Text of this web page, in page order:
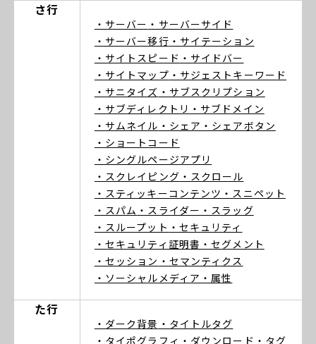
さ行
・サーバー ・サーバーサイド
・サーバー移行 ・サイテーション
・サイトスピード ・サイドバー
・サイトマップ ・サジェストキーワード
・サニタイズ ・サブスクリプション
・サブディレクトリ ・サブドメイン
・サムネイル ・シェア ・シェアボタン
・ショートコード
・シングルページアプリ
・スクレイピング ・スクロール
・スティッキーコンテンツ ・スニペット
・スパム ・スライダー ・スラッグ
・スループット ・セキュリティ
・セキュリティ証明書 ・セグメント
・セッション ・セマンティクス
・ソーシャルメディア ・属性
た行
・ダーク背景 ・タイトルタグ
・タイポグラフィ ・ダウンロード ・タグ